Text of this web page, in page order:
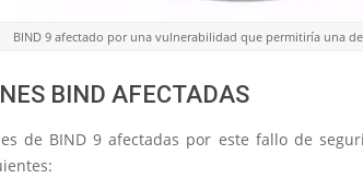
BIND 9 afectado por una vulnerabilidad que permitiría una
BIND AFECTADAS
de BIND 9 afectadas por este fallo de